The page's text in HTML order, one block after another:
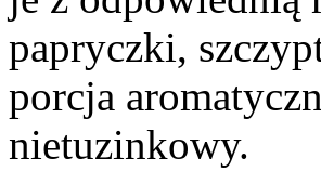
papryczki,
porcja
nietuzinkowy.